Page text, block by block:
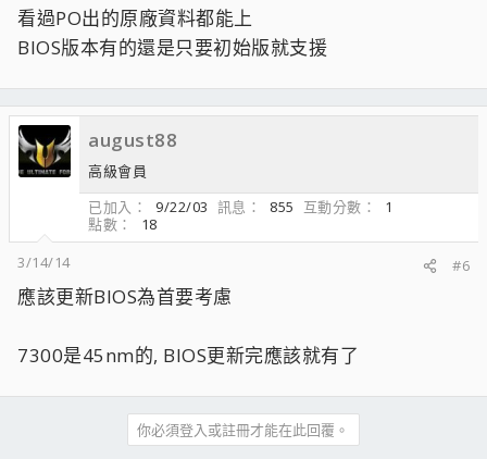
看過PO出的原廠資料都能上
BIOS版本有的還是只要初始版就支援
august88
高級會員
已加入
9/22/03 訊息 855 互動分數
1
點數
18
3/14/14
#6
應該更新BIOS為首要考慮
7300是45nm的, BIOS更新完應該就有了
你必須登入或註冊才能在此回覆。